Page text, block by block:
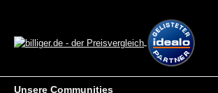
Unsere Communities